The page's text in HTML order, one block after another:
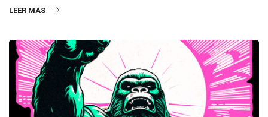
LEER MÁS